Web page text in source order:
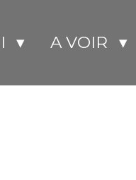
A VOIR